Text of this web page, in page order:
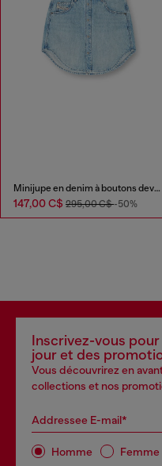
Minijupe en denim à boutons devant
147,00 C$ 295,00 C$-50%
Inscrivez-vous
jour et des
Vous découvrirez en
collections et nos
Addressee E-mail*
Homme Femme